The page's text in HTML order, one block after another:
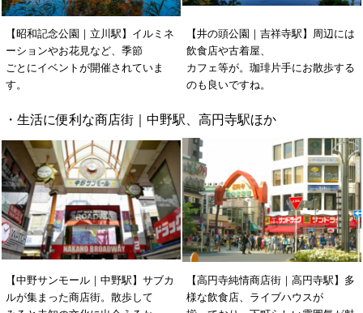
【昭和記念公園｜立川駅】イルミネ
ーションやお花見など、季節
ごとにイベントが開催されていま
す。
【井の頭公園｜吉祥寺駅】周辺には
飲食店や古着屋、
カフェ等が。珈琲片手にお散歩する
のも良いですね。
・生活に便利な商店街｜中野駅、高円寺駅ほか
【中野サンモール｜中野駅】サブカ
ルが集まった商店街。散歩して
【高円寺純情商店街｜高円寺駅】多
様な飲食店、ライブハウスが